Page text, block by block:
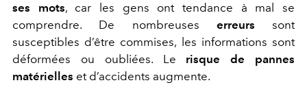
ses mots, car les gens ont tendance à mal se
comprendre. De nombreuses erreurs sont
susceptibles d’être commises, les informations sont
déformées ou oubliées. Le risque de pannes
matérielles et d’accidents augmente.